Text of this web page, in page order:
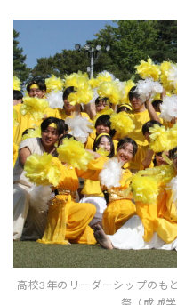
高校3年のリーダーシップのも